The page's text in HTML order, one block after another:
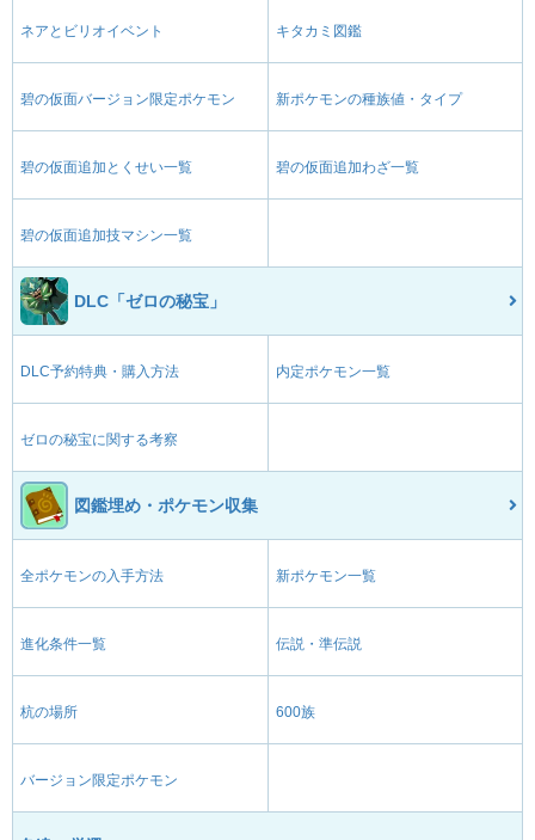
ネアとビリオイベント キタカミ図鑑
碧の仮面バージョン限定ポケモン 新ポケモンの種族値・タイプ
碧の仮面追加とくせい一覧 碧の仮面追加わざ一覧
碧の仮面追加技マシン一覧
DLC「ゼロの秘宝」
DLC予約特典・購入方法 内定ポケモン一覧
ゼロの秘宝に関する考察
図鑑埋め・ポケモン収集
全ポケモンの入手方法 新ポケモン一覧
進化条件一覧 伝説・準伝説
杭の場所 600族
バージョン限定ポケモン